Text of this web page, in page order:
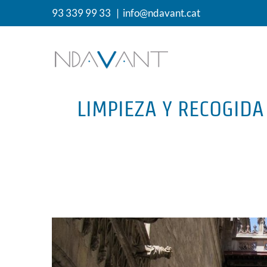
93 339 99 33 | info@ndavant.cat
LIMPIEZA Y
imagen
más